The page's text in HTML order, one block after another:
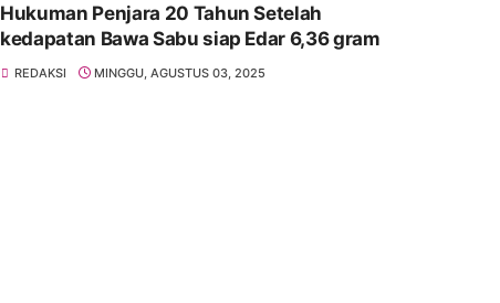
Hukuman Penjara 20 Tahun Setelah
kedapatan Bawa Sabu siap Edar 6,36 gram
REDAKSI MINGGU, AGUSTUS 03, 2025